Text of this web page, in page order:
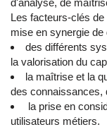
d'analyse, de
Les facteurs-clés
mise en synergie
des différents
la valorisation du
la maîtrise et la
des connaissances,
la prise en
utilisateurs métiers.